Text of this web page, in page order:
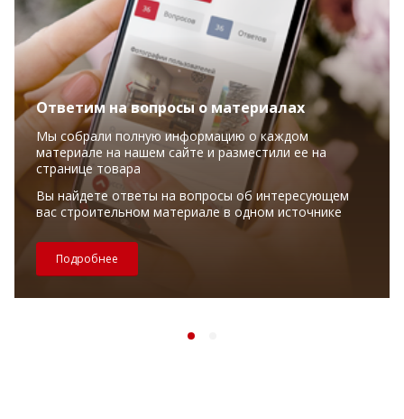
Ответим на вопросы о материалах
Мы собрали полную информацию о каждом
материале на нашем сайте и разместили ее на
странице товара
Вы найдете ответы на вопросы об интересующем
вас строительном материале в одном источнике
Подробнее